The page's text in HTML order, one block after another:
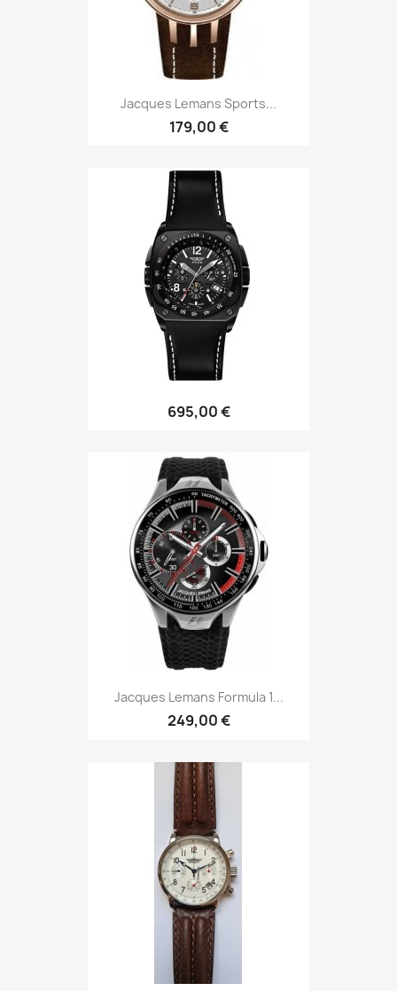
Jacques Lemans Sports...
179,00 €
695,00 €
Jacques Lemans Formula 1...
249,00 €